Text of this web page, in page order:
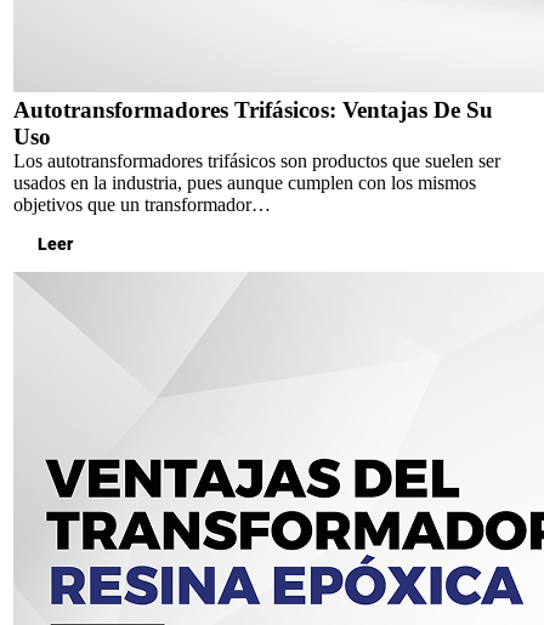
Autotransformadores Trifásicos: Ventajas De Su
Uso
Los autotransformadores trifásicos son productos que suelen ser
usados en la industria, pues aunque cumplen con los mismos
objetivos que un transformador…
Leer